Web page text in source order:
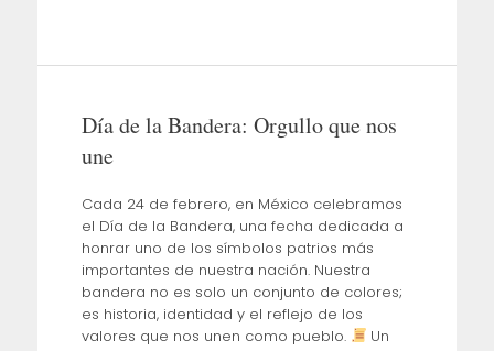
Día de la Bandera: Orgullo que nos
une
Cada 24 de febrero, en México celebramos
el Día de la Bandera, una fecha dedicada a
honrar uno de los símbolos patrios más
importantes de nuestra nación. Nuestra
bandera no es solo un conjunto de colores;
es historia, identidad y el reflejo de los
valores que nos unen como pueblo.
Un